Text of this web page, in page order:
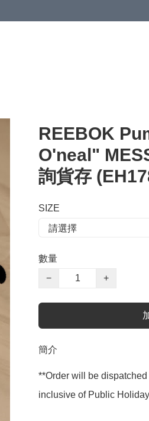
REEBOK
O'neal"
詢貨存
SIZE
數量
−
+
簡介
**Order will be
inclusive of Public